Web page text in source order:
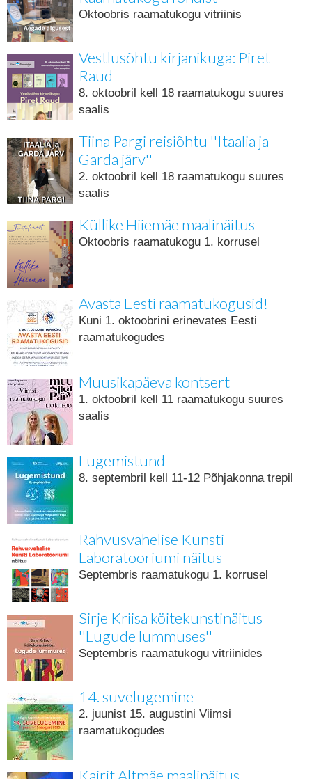
Oktoobris raamatukogu vitriinis
Vestlusõhtu kirjanikuga: Piret
Raud
8. oktoobril kell 18 raamatukogu suures
saalis
Tiina Pargi reisiõhtu ''Itaalia ja
Garda järv''
2. oktoobril kell 18 raamatukogu suures
saalis
Küllike Hiiemäe maalinäitus
Oktoobris raamatukogu 1. korrusel
Avasta Eesti raamatukogusid!
Kuni 1. oktoobrini erinevates Eesti
raamatukogudes
Muusikapäeva kontsert
1. oktoobril kell 11 raamatukogu suures
saalis
Lugemistund
8. septembril kell 11-12 Põhjakonna trepil
Rahvusvahelise Kunsti
Laboratooriumi näitus
Septembris raamatukogu 1. korrusel
Sirje Kriisa köitekunstinäitus
''Lugude lummuses''
Septembris raamatukogu vitriinides
14. suvelugemine
2. juunist 15. augustini Viimsi
raamatukogudes
Kairit Altmäe maalinäitus